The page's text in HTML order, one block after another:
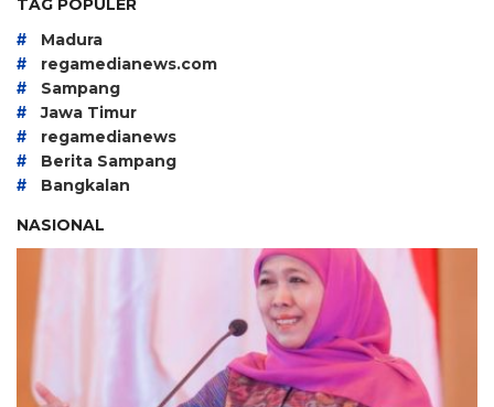
TAG POPULER
# Madura
# regamedianews.com
# Sampang
# Jawa Timur
# regamedianews
# Berita Sampang
#
Bangkalan
NASIONAL